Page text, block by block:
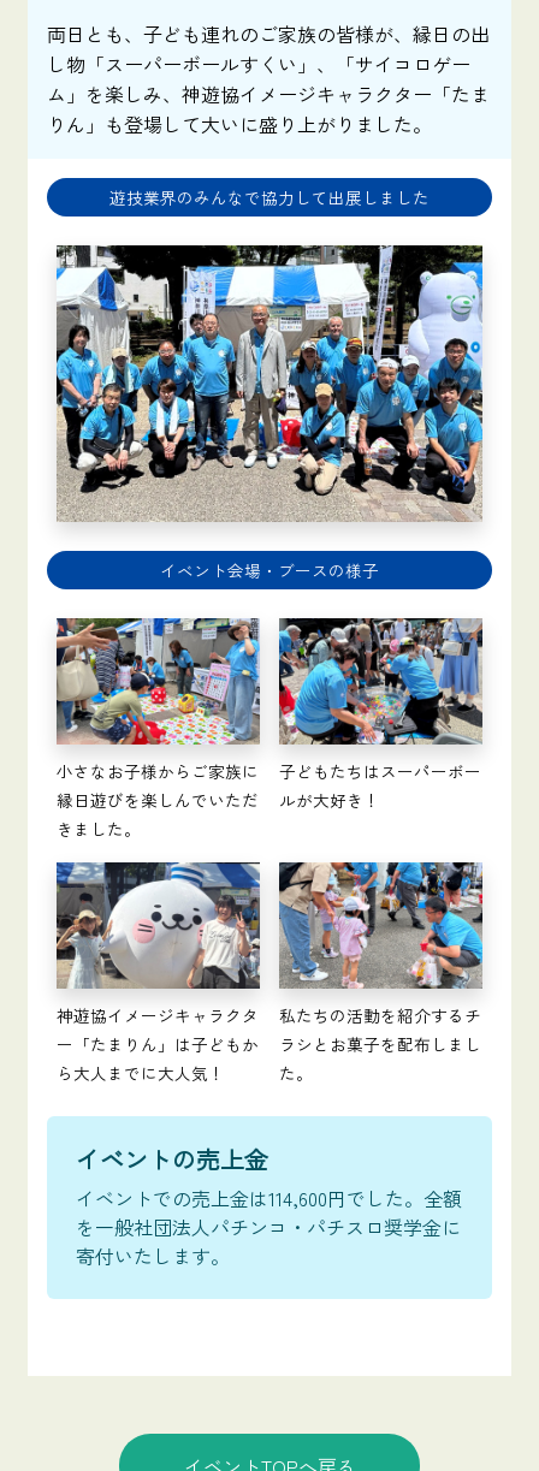
両日とも、子ども連れのご家族の皆様が、縁日の出
し物「スーパーボールすくい」、「サイコロゲー
ム」を楽しみ、神遊協イメージキャラクター「たま
りん」も登場して大いに盛り上がりました。
遊技業界のみんなで協力して出展しました
イベント会場・ブースの様子
小さなお子様からご家族に
縁日遊びを楽しんでいただ
きました。
子どもたちはスーパーボー
ルが大好き！
神遊協イメージキャラクタ
ー「たまりん」は子どもか
ら大人までに大人気！
私たちの活動を紹介するチ
ラシとお菓子を配布しまし
た。
イベントの売上金
イベントでの売上金は114,600円でした。全額
を一般社団法人パチンコ・パチスロ奨学金に
寄付いたします。